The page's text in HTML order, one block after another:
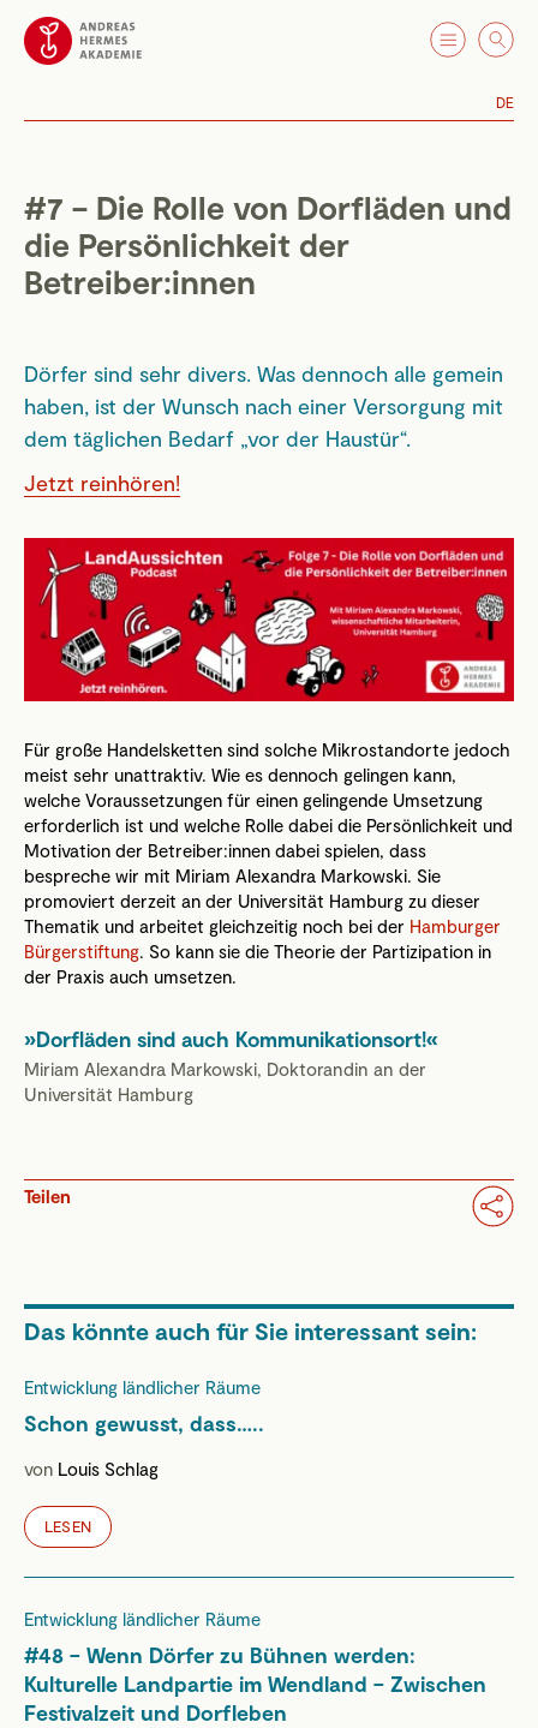
DE
#7 – Die Rolle von Dorfläden und
die Persönlichkeit der
Betreiber:innen
Dörfer sind sehr divers. Was dennoch alle gemein
haben, ist der Wunsch nach einer Versorgung mit
dem täglichen Bedarf „vor der Haustür“.
Jetzt reinhören!
Für große Handelsketten sind solche Mikrostandorte jedoch
meist sehr unattraktiv. Wie es dennoch gelingen kann,
welche Voraussetzungen für einen gelingende Umsetzung
erforderlich ist und welche Rolle dabei die Persönlichkeit und
Motivation der Betreiber:innen dabei spielen, dass
bespreche wir mit Miriam Alexandra Markowski. Sie
promoviert derzeit an der Universität Hamburg zu dieser
Thematik und arbeitet gleichzeitig noch bei der Hamburger
Bürgerstiftung. So kann sie die Theorie der Partizipation in
der Praxis auch umsetzen.
Dorfläden sind auch Kommunikationsort!
Miriam Alexandra Markowski, Doktorandin an der
Universität Hamburg
Teilen
Das könnte auch für Sie interessant sein:
Entwicklung ländlicher Räume
Schon gewusst, dass…..
von Louis Schlag
LESEN
Entwicklung ländlicher Räume
#48 – Wenn Dörfer zu Bühnen werden:
Kulturelle Landpartie im Wendland – Zwischen
Festivalzeit und Dorfleben